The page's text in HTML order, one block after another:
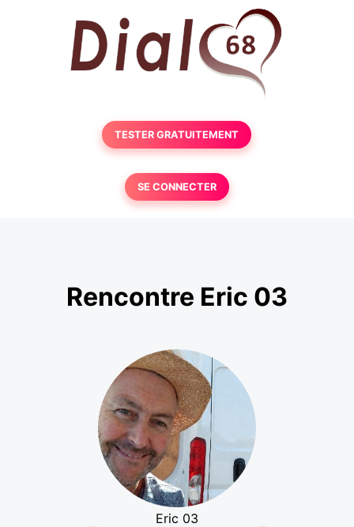
TESTER GRATUITEMENT
SE CONNECTER
Rencontre Eric 03
Eric 03